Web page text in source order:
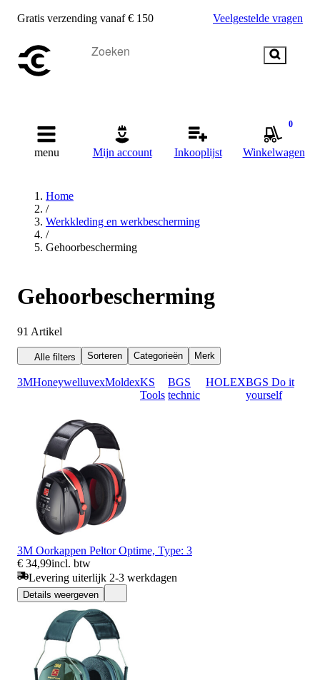
Gratis verzending vanaf € 150 Veelgestelde vragen
menu Mijn account Inkooplijst
0
Winkelwagen
Home
/
Werkkleding en werkbescherming
/
Gehoorbescherming
Gehoorbescherming
91 Artikel
Alle filters Sorteren Categorieën Merk
3MHoneywelluvexMoldexKS
Tools
BGS
technic
HOLEXBGS Do it
yourself
3M Oorkappen Peltor Optime, Type: 3
€ 34,99incl. btw
Levering uiterlijk 2-3 werkdagen
Details weergeven